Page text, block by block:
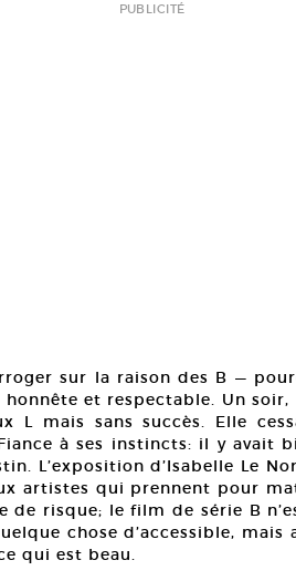
PUBLICITÉ
sur la raison des B —
et respectable. Un soir,
L mais sans succès. Elle
à ses instincts: il y avait
L’exposition d’Isabelle Le
artistes qui prennent pour
de risque; le film de série B
chose d’accessible,
qui est beau.